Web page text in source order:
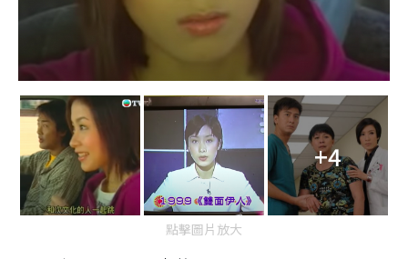
+4
點擊圖片放大